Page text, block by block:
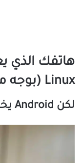
Linux (بوجه مختلف)
لكن Android يخفي ذلك جيدًا